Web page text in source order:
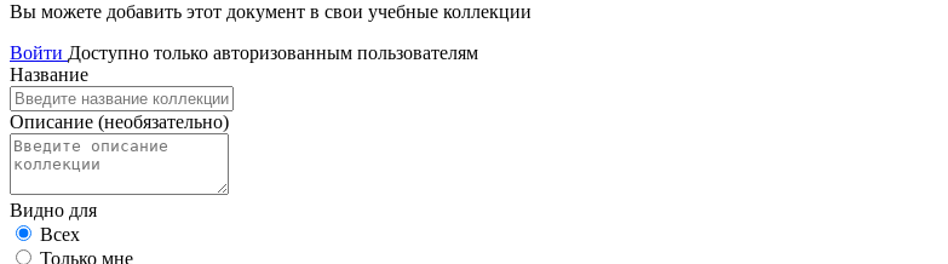
Вы можете добавить этот документ в свои учебные коллекции
Войти Доступно только авторизованным пользователям
Название
Описание (необязательно)
Видно для
Всех
Только мне